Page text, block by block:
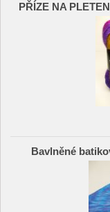
PŘÍZE NA
Bavlněné